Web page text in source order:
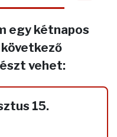
egy kétnapos
vehet:
15.